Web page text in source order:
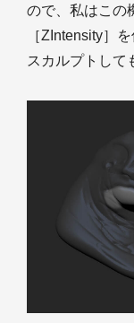
ので、私はこの
［ZIntensity］
スカルプトして